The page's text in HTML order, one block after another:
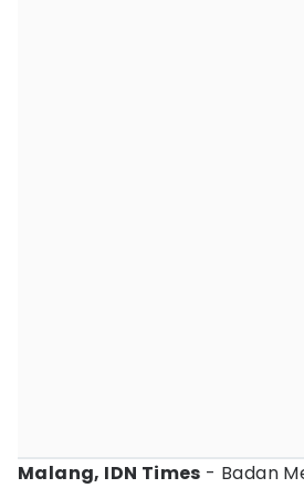
Malang, IDN Times - Badan